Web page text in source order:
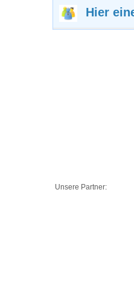
Hier
Unsere Partner: